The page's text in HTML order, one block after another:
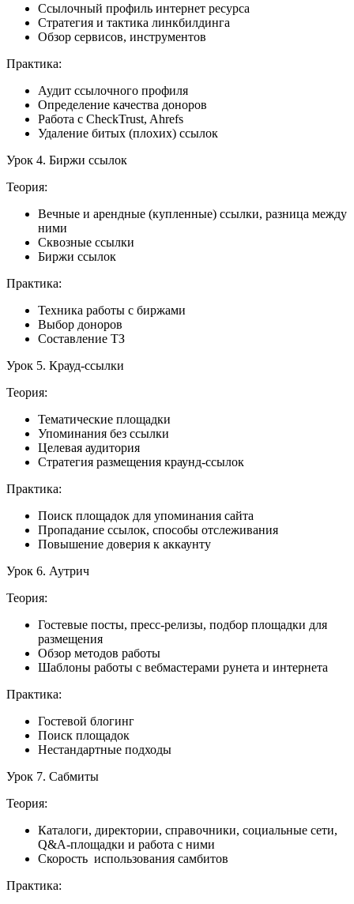
Ссылочный профиль интернет ресурса
Стратегия и тактика линкбилдинга
Обзор сервисов, инструментов
Практика:
Аудит ссылочного профиля
Определение качества доноров
Работа с CheckTrust, Ahrefs
Удаление битых (плохих) ссылок
Урок 4. Биржи ссылок
Теория:
Вечные и арендные (купленные) ссылки, разница между
ними
Сквозные ссылки
Биржи ссылок
Практика:
Техника работы с биржами
Выбор доноров
Составление ТЗ
Урок 5. Крауд-ссылки
Теория:
Тематические площадки
Упоминания без ссылки
Целевая аудитория
Стратегия размещения краунд-ссылок
Практика:
Поиск площадок для упоминания сайта
Пропадание ссылок, способы отслеживания
Повышение доверия к аккаунту
Урок 6. Аутрич
Теория:
Гостевые посты, пресс-релизы, подбор площадки для
размещения
Обзор методов работы
Шаблоны работы с вебмастерами рунета и интернета
Практика:
Гостевой блогинг
Поиск площадок
Нестандартные подходы
Урок 7. Сабмиты
Теория:
Каталоги, директории, справочники, социальные сети,
Q&A-площадки и работа с ними
Скорость использования самбитов
Практика: